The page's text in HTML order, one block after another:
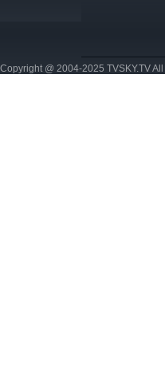
Copyright @ 2004-2025 TVSKY.TV